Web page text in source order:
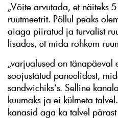
„Võite arvutada, et näiteks
ruutmeetrit. Põllul peaks
aiaga piiratud ja turvalist
lisades, et mida rohkem
„varjualused on tänapäeval
soojustatud paneelidest,
sandwichiks‘s. Selline
kuumaks ja ei külmeta
kanasid aga ka talvel